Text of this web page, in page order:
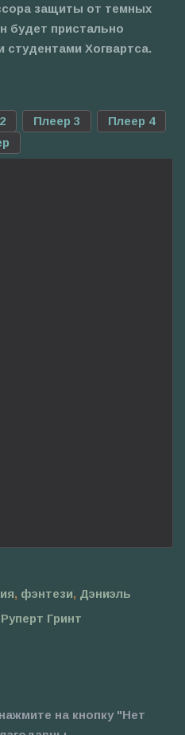
защиты от темных
будет пристально
Хогвартса.
Плеер 3
Плеер 4
, фэнтези, Дэниэль
Руперт Гринт
на кнопку "Нет